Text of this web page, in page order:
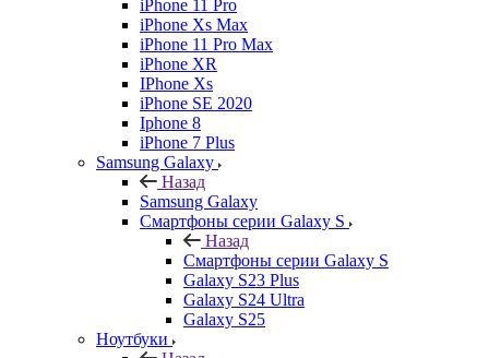
iPhone 11 Pro
iPhone Xs Max
iPhone 11 Pro Max
iPhone XR
IPhone Xs
iPhone SE 2020
Iphone 8
iPhone 7 Plus
Samsung Galaxy
Назад
Samsung Galaxy
Смартфоны серии Galaxy S
Назад
Смартфоны серии Galaxy S
Galaxy S23 Plus
Galaxy S24 Ultra
Galaxy S25
Ноутбуки